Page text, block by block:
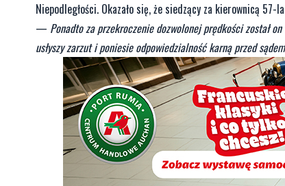
Niepodległości. Okazało się, że siedzący za kierownicą
— Ponadto za przekroczenie dozwolonej prędkości został
usłyszy zarzut i poniesie odpowiedzialność karną przed